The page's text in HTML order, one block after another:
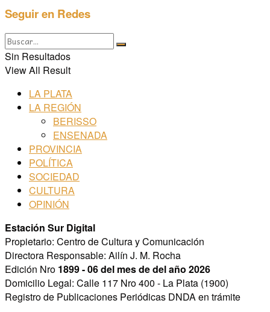
Seguir en Redes
Sin Resultados
View All Result
LA PLATA
LA REGIÓN
BERISSO
ENSENADA
PROVINCIA
POLÍTICA
SOCIEDAD
CULTURA
OPINIÓN
Estación Sur Digital
Propietario: Centro de Cultura y Comunicación
Directora Responsable: Ailín J. M. Rocha
Edición Nro 1899 - 06 del mes de del año 2026
Domicilio Legal: Calle 117 Nro 400 - La Plata (1900)
Registro de Publicaciones Periódicas DNDA en trámite